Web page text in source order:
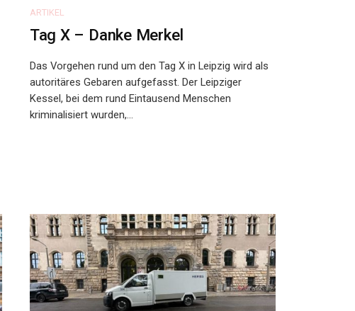
ARTIKEL
Tag X – Danke Merkel
Das Vorgehen rund um den Tag X in Leipzig wird als
autoritäres Gebaren aufgefasst. Der Leipziger
Kessel, bei dem rund Eintausend Menschen
kriminalisiert wurden,...